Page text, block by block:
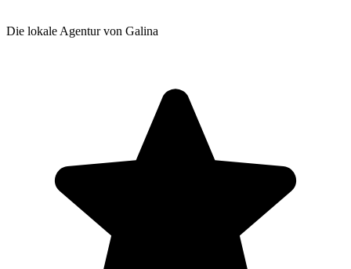
Die lokale Agentur von Galina